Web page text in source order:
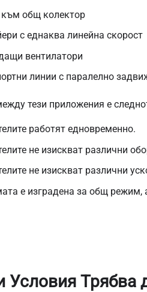
общ колектор
с еднаква линейна скорост
вентилатори
линии с паралелно
тези приложения е
работят едновременно.
не изискват различни
не изискват различни
е изградена за общ режим,
Условия Трябва